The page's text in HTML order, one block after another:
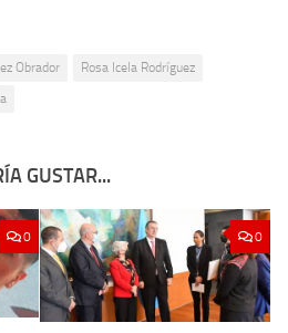
Obrador
Rosa Icela Rodríguez
GUSTAR...
0 0